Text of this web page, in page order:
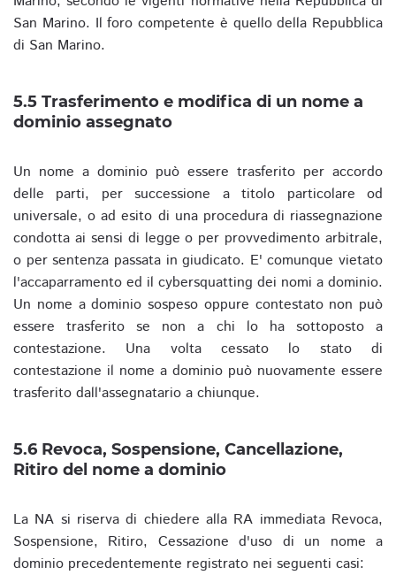
San Marino. Il foro competente è quello della Repubblica
di San Marino.
5.5 Trasferimento e modifica di un nome a
dominio assegnato
Un nome a dominio può essere trasferito per accordo
delle parti, per successione a titolo particolare od
universale, o ad esito di una procedura di riassegnazione
condotta ai sensi di legge o per provvedimento arbitrale,
o per sentenza passata in giudicato. E' comunque vietato
l'accaparramento ed il cybersquatting dei nomi a dominio.
Un nome a dominio sospeso oppure contestato non può
essere trasferito se non a chi lo ha sottoposto a
contestazione. Una volta cessato lo stato di
contestazione il nome a dominio può nuovamente essere
trasferito dall'assegnatario a chiunque.
5.6 Revoca, Sospensione, Cancellazione,
Ritiro del nome a dominio
La NA si riserva di chiedere alla RA immediata Revoca,
Sospensione, Ritiro, Cessazione d'uso di un nome a
dominio precedentemente registrato nei seguenti casi: